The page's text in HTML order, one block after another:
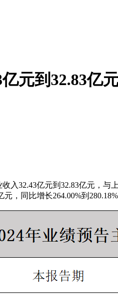
元到32.83亿
入32.43亿元到32.83亿元，与
，同比增长264.00%到280.18%